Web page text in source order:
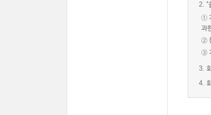
2. "
①
과
②
③
3.
4.